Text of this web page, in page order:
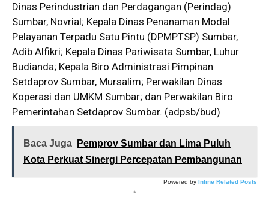
Dinas Perindustrian dan Perdagangan (Perindag)
Sumbar, Novrial; Kepala Dinas Penanaman Modal
Pelayanan Terpadu Satu Pintu (DPMPTSP) Sumbar,
Adib Alfikri; Kepala Dinas Pariwisata Sumbar, Luhur
Budianda; Kepala Biro Administrasi Pimpinan
Setdaprov Sumbar, Mursalim; Perwakilan Dinas
Koperasi dan UMKM Sumbar; dan Perwakilan Biro
Pemerintahan Setdaprov Sumbar. (adpsb/bud)
Baca Juga
Pemprov Sumbar dan Lima Puluh
Kota Perkuat Sinergi Percepatan Pembangunan
Powered by Inline Related Posts
*